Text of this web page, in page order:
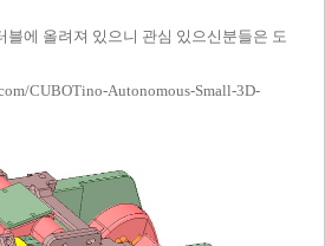
블에 올려져 있으니 관심 있으신분들은 도
CUBOTino-Autonomous-Small-3D-